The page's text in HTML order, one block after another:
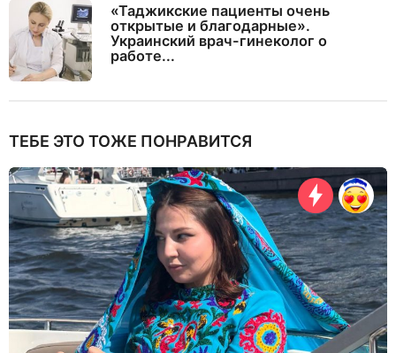
«Таджикские пациенты очень
открытые и благодарные».
Украинский врач-гинеколог о
работе...
ТЕБЕ ЭТО ТОЖЕ ПОНРАВИТСЯ